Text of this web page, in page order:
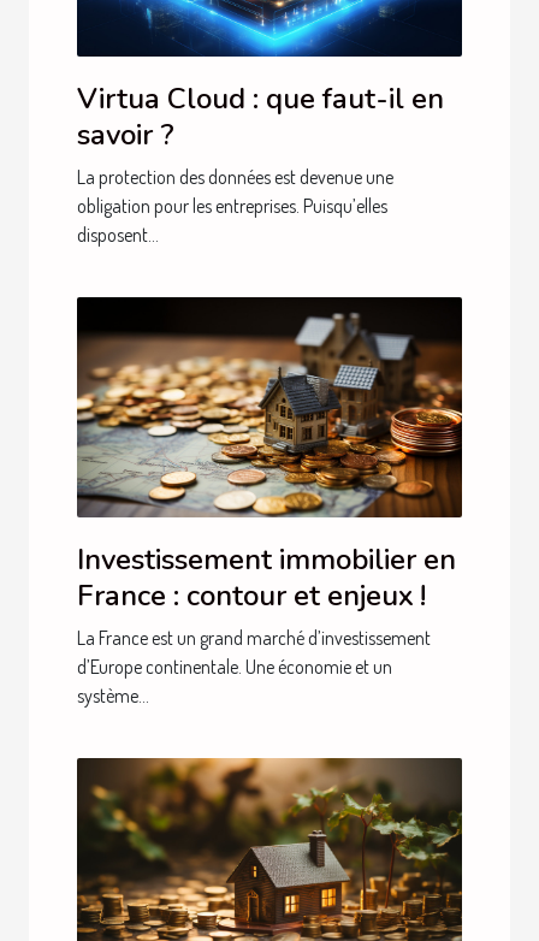
Virtua Cloud : que faut-il en
savoir ?
La protection des données est devenue une
obligation pour les entreprises. Puisqu’elles
disposent...
Investissement immobilier en
France : contour et enjeux !
La France est un grand marché d’investissement
d’Europe continentale. Une économie et un
système...